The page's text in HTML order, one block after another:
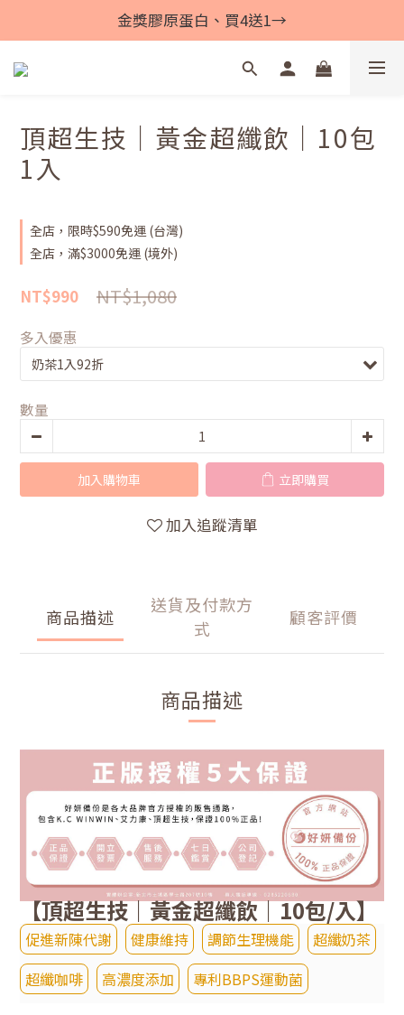
金獎膠原蛋白、買4送1→
頂超生技｜黃金超纖飲｜10包
1入
全店，限時$590免運 (台灣)
全店，滿$3000免運 (境外)
NT$1,080
NT$990
多入優惠
數量
加入購物車 立即購買
加入追蹤清單
商品描述
送貨及付款方
式
顧客評價
商品描述
【頂超生技｜黃金超纖飲｜10包/入】
促進新陳代謝 健康維持 調節生理機能
超纖奶茶
超纖咖啡
高濃度添加 專利BBPS運動菌